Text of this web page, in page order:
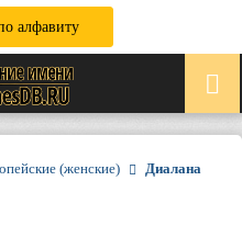
алфавиту
(женские) Диалана